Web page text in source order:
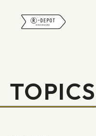
TOPICS